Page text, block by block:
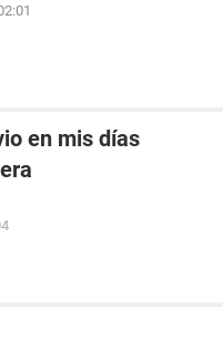
en mis días